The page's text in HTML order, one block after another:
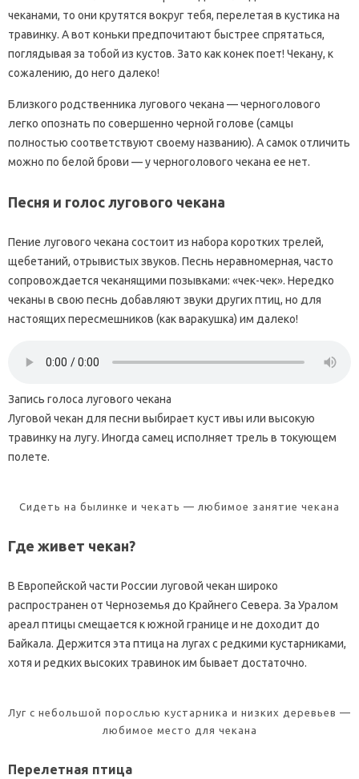
чеканами, то они крутятся вокруг тебя, перелетая в кустика на
травинку. А вот коньки предпочитают быстрее спрятаться,
поглядывая за тобой из кустов. Зато как конек поет! Чекану, к
сожалению, до него далеко!
Близкого родственника лугового чекана — черноголового
легко опознать по совершенно черной голове (самцы
полностью соответствуют своему названию). А самок отличить
можно по белой брови — у черноголового чекана ее нет.
Песня и голос лугового чекана
Пение лугового чекана состоит из набора коротких трелей,
щебетаний, отрывистых звуков. Песнь неравномерная, часто
сопровождается чеканящими позывками: «чек-чек». Нередко
чеканы в свою песнь добавляют звуки других птиц, но для
настоящих пересмешников (как варакушка) им далеко!
Запись голоса лугового чекана
Луговой чекан для песни выбирает куст ивы или высокую
травинку на лугу. Иногда самец исполняет трель в токующем
полете.
Сидеть на былинке и чекать — любимое занятие чекана
Где живет чекан?
В Европейской части России луговой чекан широко
распространен от Черноземья до Крайнего Севера. За Уралом
ареал птицы смещается к южной границе и не доходит до
Байкала. Держится эта птица на лугах с редкими кустарниками,
хотя и редких высоких травинок им бывает достаточно.
Луг с небольшой порослью кустарника и низких деревьев —
любимое место для чекана
Перелетная птица